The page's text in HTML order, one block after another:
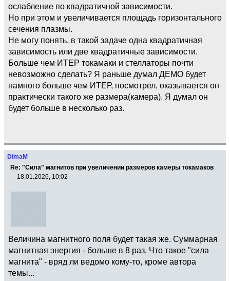
ослабление по квадратичной зависимости.
Но при этом и увеличивается площадь горизонтального
сечения плазмы.
Не могу понять, в такой задаче одна квадратичная
зависимость или две квадратичные зависимости.
Больше чем ИТЕР токaмаки и стеллаторы почти
невозможно сделать? Я раньше думал ДЕМО будет
намного больше чем ИТЕР, посмотрел, оказывается он
практически такого же размера(камера). Я думал он
будет больше в несколько раз.
DimaM
Re: "Сила" магнитов при увеличении размеров камеры токамаков
18.01.2026, 10:02
Величина магнитного поля будет такая же. Суммарная
магнитная энергия - больше в 8 раз. Что такое "сила
магнита" - вряд ли ведомо кому-то, кроме автора
темы...